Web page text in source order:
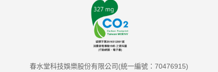
春水堂科技娛樂股份有限公司(統一編號：70476915)